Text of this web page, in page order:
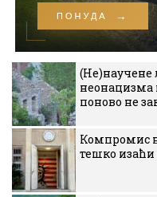
(Не)научене
неонацизма
поново не
Компромис
тешко изаћи